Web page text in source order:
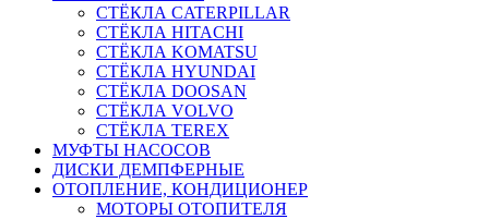
СТЁКЛА CATERPILLAR
СТЁКЛА HITACHI
СТЁКЛА KOMATSU
СТЁКЛА HYUNDAI
СТЁКЛА DOOSAN
СТЁКЛА VOLVO
СТЁКЛА TEREX
МУФТЫ НАСОСОВ
ДИСКИ ДЕМПФЕРНЫЕ
ОТОПЛЕНИЕ, КОНДИЦИОНЕР
МОТОРЫ ОТОПИТЕЛЯ